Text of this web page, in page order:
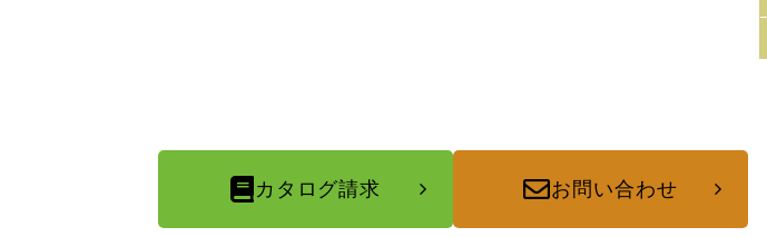
カタログ請求 お問い合わせ